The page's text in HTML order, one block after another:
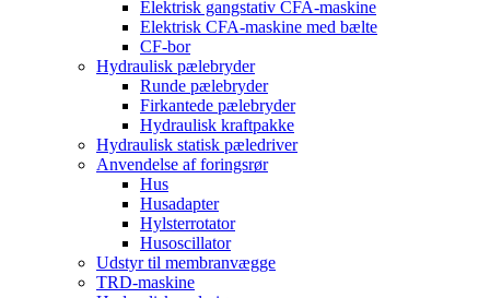
Elektrisk gangstativ CFA-maskine
Elektrisk CFA-maskine med bælte
CF-bor
Hydraulisk pælebryder
Runde pælebryder
Firkantede pælebryder
Hydraulisk kraftpakke
Hydraulisk statisk pæledriver
Anvendelse af foringsrør
Hus
Husadapter
Hylsterrotator
Husoscillator
Udstyr til membranvægge
TRD-maskine